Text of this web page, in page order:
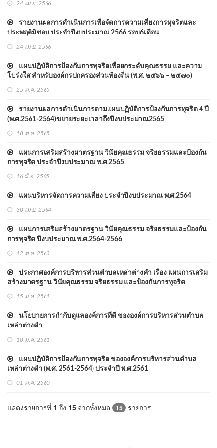
24 เม.ย. 2566
รายงานผลการดำเนินการเพื่อจัดการความเสี่ยงการทุจริตและ
ประพฤติมิชอบ ประจำปีงบประมาณ 2566 รอบ6เดือน
24 เม.ย. 2566
แผนปฏิบัติการป้องกันการทุจริตเพื่อยกระดับคุณธรรม และความ
โปร่งใส สำหรับองค์กรปกครองส่วนท้องถิ่น (พ.ศ. ๒๕๖๖ – ๒๕๗๐)
25 ต.ค. 2565
รายงานผลการดำเนินการตามแผนปฏิบัติการป้องกันการทุจริต 4 ปี
(พ.ศ.2561-2564)ขยายระยะเวลาถึงปีงบประมาณ2565
18 ต.ค. 2565
แผนการเสริมสร้างมาตรฐาน วินัยคุณธรรม จริยธรรมและป้องกัน
การทุจริต ประจำปีงบประมาณ พ.ศ.2565
16 มี.ค. 2565
แผนบริหารจัดการความเสี่ยง ประจำปีงบประมาณ พ.ศ.2564
30 เม.ย. 2564
แผนการเสริมสร้างมาตรฐาน วินัยคุณธรรม จริยธรรมและป้องกัน
การทุจริต ปีงบประมาณ พ.ศ.2564-2566
12 ต.ค. 2563
ประกาศองค์การบริหารส่วนตำบลเหล่าต่างคำ เรื่อง แผนการเสริม
สร้างมาตรฐาน วินัยคุณธรรม จริยธรรม และป้องกันการทุจริต
15 ม.ค. 2561
นโยบายการกำกับดูแลองค์การที่ดี ขององค์การบริหารส่วนตำบล
เหล่าต่างคำ
10 ม.ค. 2561
แผนปฏิบัติการป้องกันการทุจริต ขององค์การบริหารส่วนตำบล
เหล่าต่างคำ (พ.ศ. 2561-2564) ประจำปี พ.ศ.2561
01 ต.ค. 2560
แสดงรายการที่ 1 ถึง 15 จากทั้งหมด 15 รายการ